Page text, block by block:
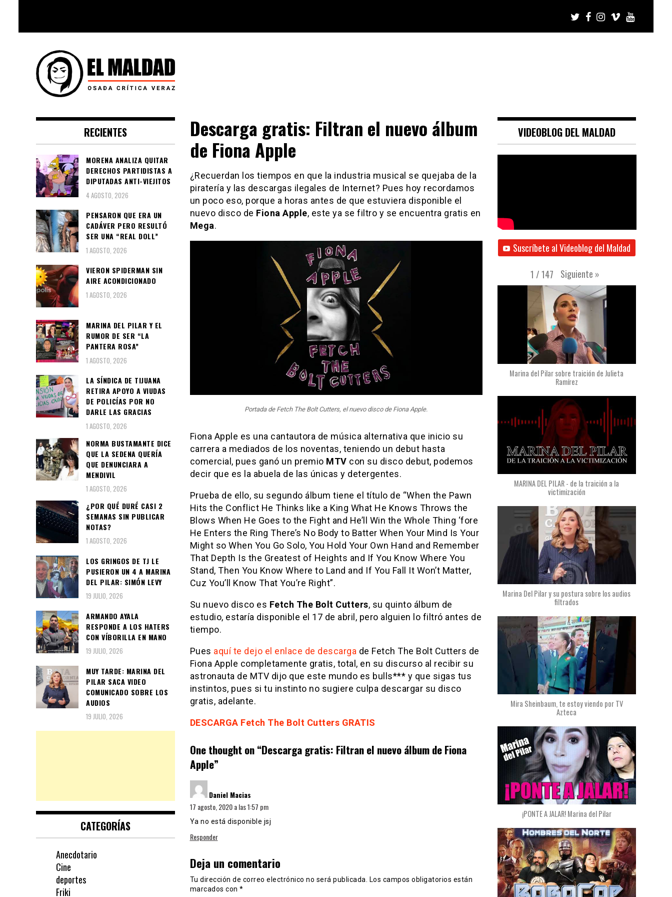
content
El Maldad
Música, Cine, TV, Series, Viral y
Descarga gratis: Filtran el nuevo álbum
de Fiona Apple
¿Recuerdan los tiempos en que la industria musical se quejaba de la
piratería y las descargas ilegales de Internet? Pues hoy recordamos
un poco eso, porque a horas antes de que estuviera disponible el
nuevo disco de Fiona Apple, este ya se filtro y se encuentra gratis en
Mega.
Portada de Fetch The Bolt Cutters, el nuevo disco de Fiona Apple.
Fiona Apple es una cantautora de música alternativa que inicio su
carrera a mediados de los noventas, teniendo un debut hasta
comercial, pues ganó un premio MTV con su disco debut, podemos
decir que es la abuela de las únicas y detergentes.
Prueba de ello, su segundo álbum tiene el título de “When the Pawn
Hits the Conflict He Thinks like a King What He Knows Throws the
Blows When He Goes to the Fight and He’ll Win the Whole Thing ‘fore
He Enters the Ring There’s No Body to Batter When Your Mind Is Your
Might so When You Go Solo, You Hold Your Own Hand and Remember
That Depth Is the Greatest of Heights and If You Know Where You
Stand, Then You Know Where to Land and If You Fall It Won’t Matter,
Cuz You’ll Know That You’re Right”.
Su nuevo disco es Fetch The Bolt Cutters, su quinto álbum de
estudio, estaría disponible el 17 de abril, pero alguien lo filtró antes de
tiempo.
Pues aquí te dejo el enlace de descarga de Fetch The Bolt Cutters de
Fiona Apple completamente gratis, total, en su discurso al recibir su
astronauta de MTV dijo que este mundo es bulls*** y que sigas tus
instintos, pues si tu instinto no sugiere culpa descargar su disco
gratis, adelante.
DESCARGA Fetch The Bolt Cutters GRATIS
One thought on “Descarga gratis: Filtran el nuevo álbum de Fiona
Apple”
Daniel Macias
17 agosto, 2020 a las 1:57 pm
Ya no está disponible jsj
Responder
Deja un comentario
Tu dirección de correo electrónico no será publicada. Los campos obligatorios están
marcados con *
RECIENTES
MORENA ANALIZA QUITAR
DERECHOS PARTIDISTAS A
DIPUTADAS ANTI-VIEJITOS
4 AGOSTO, 2026
PENSARON QUE ERA UN
CADÁVER PERO RESULTÓ
SER UNA “REAL DOLL”
1 AGOSTO, 2026
VIERON SPIDERMAN SIN
AIRE ACONDICIONADO
1 AGOSTO, 2026
MARINA DEL PILAR Y EL
RUMOR DE SER “LA
PANTERA ROSA”
1 AGOSTO, 2026
LA SÍNDICA DE TIJUANA
RETIRA APOYO A VIUDAS
DE POLICÍAS POR NO
DARLE LAS GRACIAS
1 AGOSTO, 2026
NORMA BUSTAMANTE DICE
QUE LA SEDENA QUERÍA
QUE DENUNCIARA A
MENDIVIL
1 AGOSTO, 2026
¿POR QUÉ DURÉ CASI 2
SEMANAS SIN PUBLICAR
NOTAS?
1 AGOSTO, 2026
LOS GRINGOS DE TJ LE
PUSIERON UN 4 A MARINA
DEL PILAR: SIMÓN LEVY
19 JULIO, 2026
ARMANDO AYALA
RESPONDE A LOS HATERS
CON VÍBORILLA EN MANO
19 JULIO, 2026
MUY TARDE: MARINA DEL
PILAR SACA VIDEO
COMUNICADO SOBRE LOS
AUDIOS
19 JULIO, 2026
CATEGORÍAS
Anecdotario
Cine
deportes
Friki
VIDEOBLOG DEL MALDAD
Suscríbete al Videoblog del Maldad
1 / 147 Siguiente »
Marina del Pilar sobre traición de Julieta
Ramírez
MARINA DEL PILAR - de la traición a la
victimización
Marina Del Pilar y su postura sobre los audios
filtrados
Mira Sheinbaum, te estoy viendo por TV
Azteca
¡PONTE A JALAR! Marina del Pilar